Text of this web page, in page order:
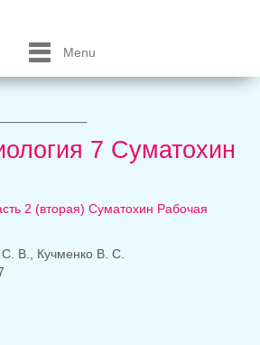
Menu
7 Суматохин
2 (вторая) Суматохин Рабочая
В., Кучменко В. С.